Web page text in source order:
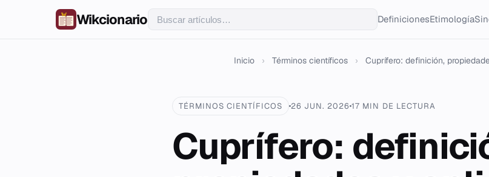
Wikcionario DefinicionesEtimología
Inicio › Términos científicos › Cuprífero: definición,
TÉRMINOS CIENTÍFICOS 26 JUN. 202617 MIN DE LECTURA
Cuprífero: